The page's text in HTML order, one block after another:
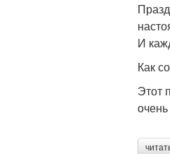
И
Как
Этот